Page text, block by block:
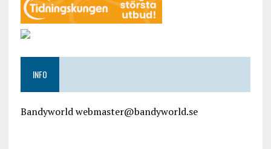
INFO
Bandyworld webmaster@bandyworld.se